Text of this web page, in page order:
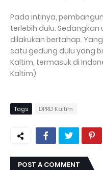
Pada intinya,
terlebih dulu.
dilakukan bertahap.
satu gedung dulu yang
Kaltim, termasuk di
Kaltim)
Tags DPRD Kaltim
POST A COMMENT